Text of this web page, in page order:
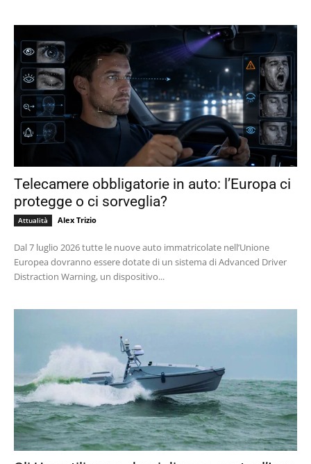
Telecamere obbligatorie in auto: l’Europa ci
protegge o ci sorveglia?
Attualità Alex Trizio
Dal 7 luglio 2026 tutte le nuove auto immatricolate nell’Unione
Europea dovranno essere dotate di un sistema di Advanced Driver
Distraction Warning, un dispositivo...